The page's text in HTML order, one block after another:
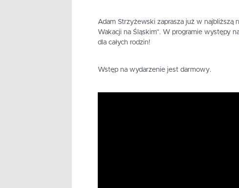
Adam Strzyżewski zaprasza już w najbliższą
Wakacji na Śląskim”. W programie występy
dla całych rodzin!
Wstęp na wydarzenie jest darmowy.